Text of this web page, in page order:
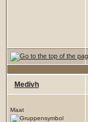
Medivh
Maat